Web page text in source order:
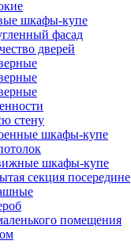
шкафы-купе
фасад
дверей
стену
шкафы-купе
шкафы-купе
секция посередине
помещения